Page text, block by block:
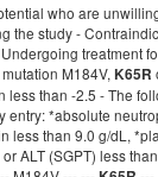
who are
the study -
treatment
M184V, K65R
less than -2.5 - The
entry: *absolute
less than 9.0 g/dL,
ALT (SGPT) less